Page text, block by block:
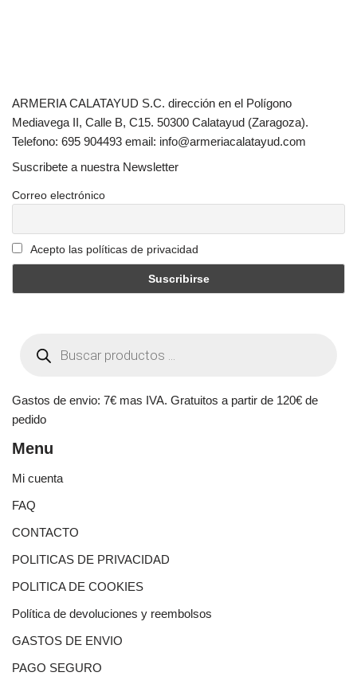
ARMERIA CALATAYUD S.C. dirección en el Polígono
Mediavega II, Calle B, C15. 50300 Calatayud (Zaragoza).
Telefono: 695 904493 email: info@armeriacalatayud.com
Suscribete a nuestra Newsletter
Correo electrónico
Acepto las políticas de privacidad
Gastos de envio: 7€ mas IVA. Gratuitos a partir de 120€ de
pedido
Menu
Mi cuenta
FAQ
CONTACTO
POLITICAS DE PRIVACIDAD
POLITICA DE COOKIES
Política de devoluciones y reembolsos
GASTOS DE ENVIO
PAGO SEGURO